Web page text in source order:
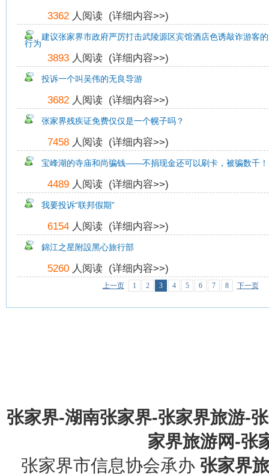
3362 人阅读 (详细内容>>)
建议张家界市政府严厉打击武陵源区宾馆酒店色诱敲诈游客
行为
3893 人阅读 (详细内容>>)
投诉一个叫吴伟的无良导游
3682 人阅读 (详细内容>>)
张家界残疾证免费仅仅是一个幌子吗？
7458 人阅读 (详细内容>>)
宝峰湖的寺庙和尚骗钱——不捐现金还可以刷卡，被骗数千！
4489 人阅读 (详细内容>>)
我要投诉“联邦假期”
6154 人阅读 (详细内容>>)
錦江之星附設黑心旅行部
5260 人阅读 (详细内容>>)
上一页 1 2 3 4 5 6 7 8 下一页
张家界-湖南张家界-张家界旅游-
家界旅游网-张
张家界市信息协会承办 张家界